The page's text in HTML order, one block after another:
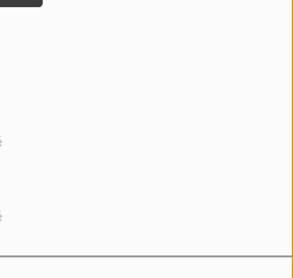
SON FAIS TU - GRANDE